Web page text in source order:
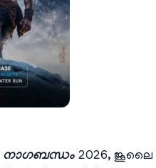
നാഗബന്ധം 2026, ജൂലൈ